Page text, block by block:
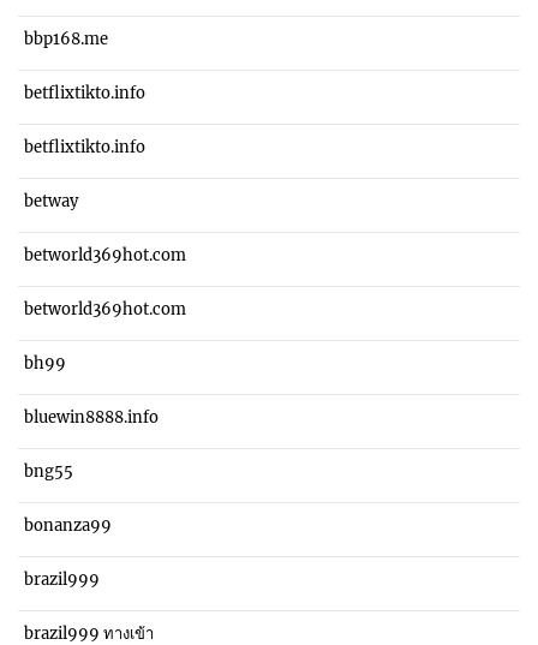
bbp168.me
betflixtikto.info
betflixtikto.info
betway
betworld369hot.com
betworld369hot.com
bh99
bluewin8888.info
bng55
bonanza99
brazil999
brazil999 ทางเข้า